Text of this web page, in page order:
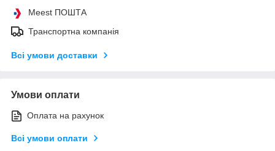
Meest ПОШТА
Транспортна компанія
Всі умови доставки
Умови оплати
Оплата на рахунок
Всі умови оплати